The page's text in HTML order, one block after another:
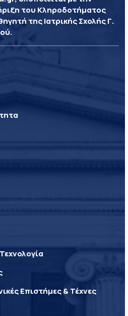
του Κληροδοτήματος
της Ιατρικής Σχολής Γ.
Επιστήμες & Τέχνες